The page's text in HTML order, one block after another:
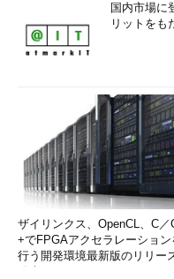
国内市場に
リットをも
ザイリンクス、OpenCL、C／
+でFPGAアクセラレーション
行う開発環境最新版のリリー